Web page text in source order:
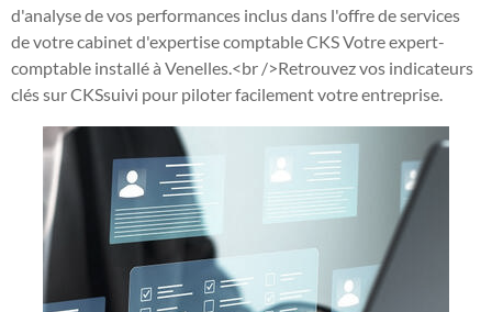
d'analyse de vos performances inclus dans l'offre de services
de votre cabinet d'expertise comptable CKS Votre expert-
comptable installé à Venelles.<br />Retrouvez vos indicateurs
clés sur CKSsuivi pour piloter facilement votre entreprise.